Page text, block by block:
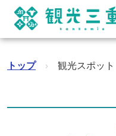
トップ › 観光スポット